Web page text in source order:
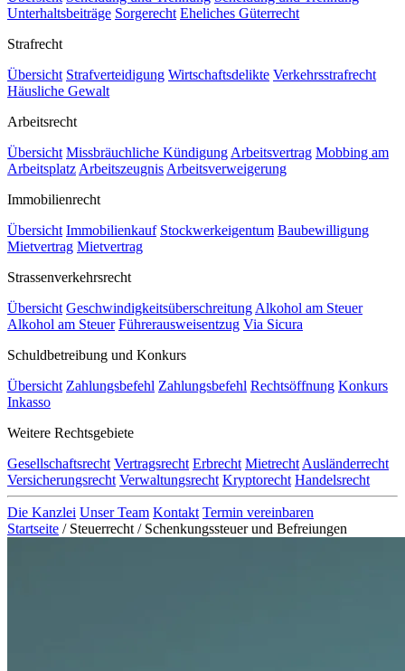
Unterhaltsbeiträge Sorgerecht Eheliches Güterrecht
Strafrecht
Übersicht Strafverteidigung Wirtschaftsdelikte Verkehrsstrafrecht
Häusliche Gewalt
Arbeitsrecht
Übersicht Missbräuchliche Kündigung Arbeitsvertrag Mobbing am
Arbeitsplatz Arbeitszeugnis Arbeitsverweigerung
Immobilienrecht
Übersicht Immobilienkauf Stockwerkeigentum Baubewilligung
Mietvertrag Mietvertrag
Strassenverkehrsrecht
Übersicht Geschwindigkeitsüberschreitung Alkohol am Steuer
Alkohol am Steuer Führerausweisentzug Via Sicura
Schuldbetreibung und Konkurs
Übersicht Zahlungsbefehl Zahlungsbefehl Rechtsöffnung Konkurs
Inkasso
Weitere Rechtsgebiete
Gesellschaftsrecht Vertragsrecht Erbrecht Mietrecht Ausländerrecht
Versicherungsrecht Verwaltungsrecht Kryptorecht Handelsrecht
Die Kanzlei Unser Team Kontakt Termin vereinbaren
Startseite / Steuerrecht / Schenkungssteuer und Befreiungen